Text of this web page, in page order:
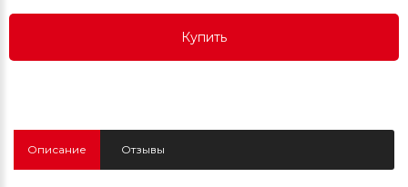
Купить
Купить
Описание Отзывы